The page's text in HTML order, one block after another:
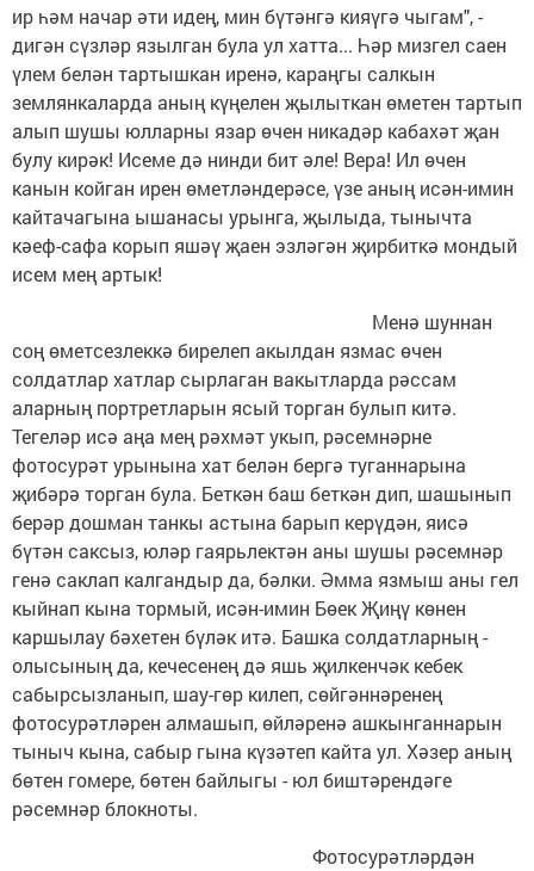
ир һәм начар әти идең, мин бүтәнгә кияүгә чыгам", -
дигән сүзләр язылган була ул хатта... Һәр мизгел саен
үлем белән тартышкан иренә, караңгы салкын
землянкаларда аның күңелен җылыткан өметен тартып
алып шушы юлларны язар өчен никадәр кабахәт җан
булу кирәк! Исеме дә нинди бит әле! Вера! Ил өчен
канын койган ирен өметләндерәсе, үзе аның исән-имин
кайтачагына ышанасы урынга, җылыда, тынычта
кәеф-сафа корып яшәү җаен эзләгән җирбиткә мондый
исем мең артык!
Менә шуннан
соң өметсезлеккә бирелеп акылдан язмас өчен
солдатлар хатлар сырлаган вакытларда рәссам
аларның портретларын ясый торган булып китә.
Тегеләр исә аңа мең рәхмәт укып, рәсемнәрне
фотосурәт урынына хат белән бергә туганнарына
җибәрә торган була. Беткән баш беткән дип, шашынып
берәр дошман танкы астына барып керүдән, яисә
бүтән саксыз, юләр гаярьлектән аны шушы рәсемнәр
генә саклап калгандыр да, бәлки. Әмма язмыш аны гел
кыйнап кына тормый, исән-имин Бөек Җиңү көнен
каршылау бәхетен бүләк итә. Башка солдатларның -
олысының да, кечесенең дә яшь җилкенчәк кебек
сабырсызланып, шау-гөр килеп, сөйгәннәренең
фотосурәтләрен алмашып, өйләренә ашкынганнарын
тыныч кына, сабыр гына күзәтеп кайта ул. Хәзер аның
бөтен гомере, бөтен байлыгы - юл биштәрендәге
рәсемнәр блокноты.
Фотосурәтләрдән